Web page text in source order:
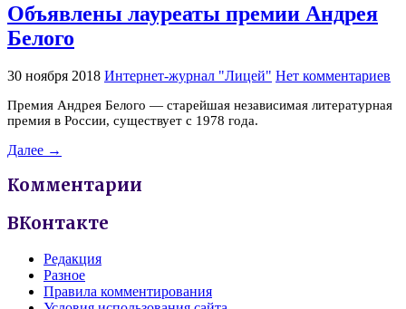
Объявлены лауреаты премии Андрея
Белого
30 ноября 2018 Интернет-журнал "Лицей" Нет комментариев
Премия Андрея Белого — старейшая независимая литературная
премия в России, существует с 1978 года.
Далее →
Комментарии
ВКонтакте
Редакция
Разное
Правила комментирования